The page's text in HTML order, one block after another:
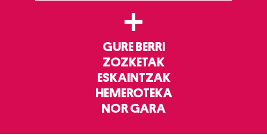
+
GURE BERRI
ZOZKETAK
ESKAINTZAK
HEMEROTEKA
NOR GARA